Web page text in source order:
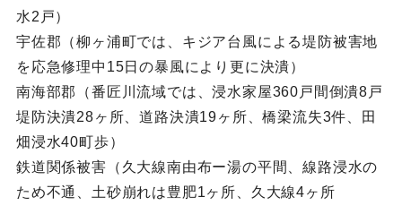
水2戸）
宇佐郡（柳ヶ浦町では、キジア台風による堤防被害地
を応急修理中15日の暴風により更に決潰）
南海部郡（番匠川流域では、浸水家屋360戸間倒潰8戸
堤防決潰28ヶ所、道路決潰19ヶ所、橋梁流失3件、田
畑浸水40町歩）
鉄道関係被害（久大線南由布ー湯の平間、線路浸水の
ため不通、土砂崩れは豊肥1ヶ所、久大線4ヶ所